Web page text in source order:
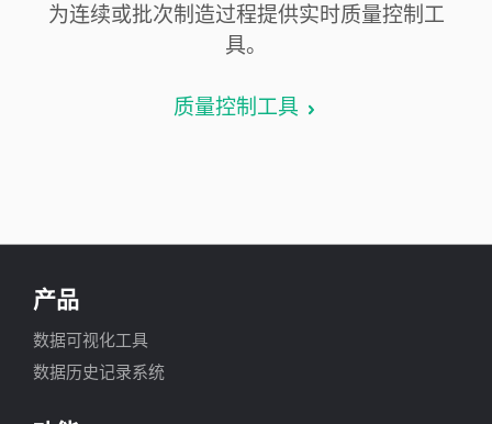
为连续或批次制造过程提供实时质量控制工
具。
质量控制工具
产品
数据可视化工具
数据历史记录系统